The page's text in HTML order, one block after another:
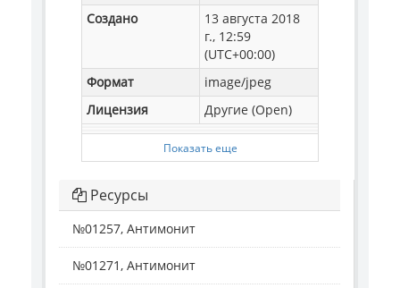
Создано
13 августа 2018
г., 12:59
(UTC+00:00)
Формат
image/jpeg
Лицензия
Другие (Open)
Показать еще
Ресурсы
№01257, Антимонит
№01271, Антимонит